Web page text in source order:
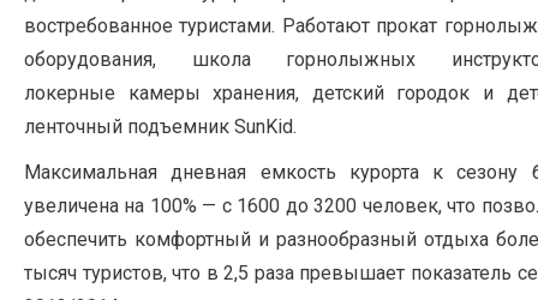
востребованное туристами. Работают прокат
оборудования, школа горнолыжных
локерные камеры хранения, детский городок и
ленточный подъемник SunKid.
Максимальная дневная емкость курорта к сезону
увеличена на 100% — с 1600 до 3200 человек, что
обеспечить комфортный и разнообразный отдыха
тысяч туристов, что в 2,5 раза превышает показатель